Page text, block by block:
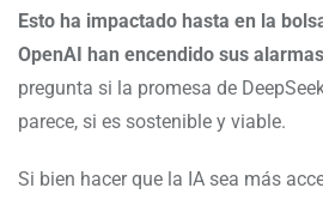
Esto ha impactado hasta en la
OpenAI han encendido sus
pregunta si la promesa de
parece, si es sostenible y viable.
Si bien hacer que la IA sea más